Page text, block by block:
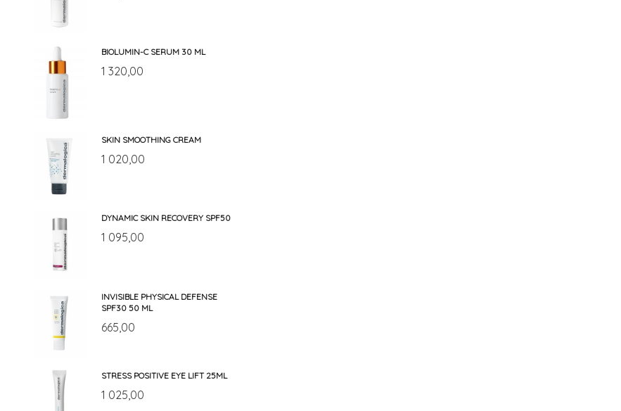
BIOLUMIN-C SERUM 30 ML
1 320,00
SKIN SMOOTHING CREAM
1 020,00
DYNAMIC SKIN RECOVERY SPF50
1 095,00
INVISIBLE PHYSICAL DEFENSE
SPF30 50 ML
665,00
STRESS POSITIVE EYE LIFT 25ML
1 025,00